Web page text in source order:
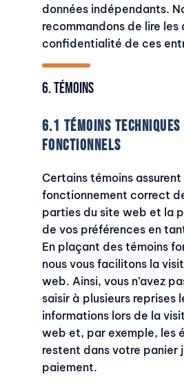
données indépendants.
recommandons de lire
confidentialité de ces
6. Témoins
6.1 Témoins techniques
fonctionnels
Certains témoins assurent
fonctionnement correct
parties du site web et la
de vos préférences en
En plaçant des témoins
nous vous facilitons la
web. Ainsi, vous n’avez
saisir à plusieurs reprises
informations lors de la
web et, par exemple, les
restent dans votre panier
paiement.